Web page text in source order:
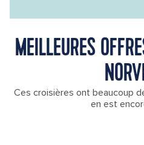
MEILLEURES
Ces croisières ont beaucoup
en est